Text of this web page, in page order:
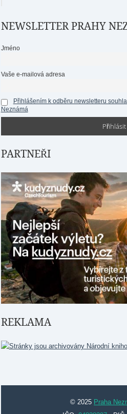
NEWSLETTER PRAHY
Jméno
Vaše e-mailová adresa
Přihlášením k odběru newsletteru
Neznámá
PARTNEŘI
REKLAMA
© 2025 Praha